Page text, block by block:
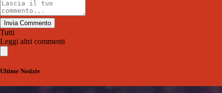
Invia Commento
Tutti
Leggi altri commenti
Ultime Notizie